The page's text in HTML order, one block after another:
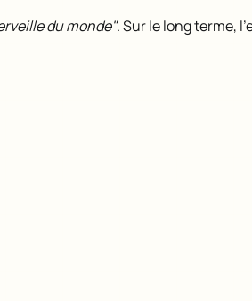
du monde". Sur le long terme,